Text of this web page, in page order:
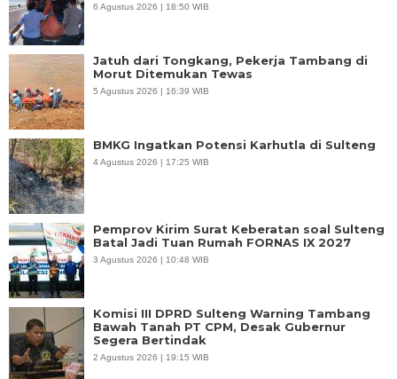
6 Agustus 2026 | 18:50 WIB
Jatuh dari Tongkang, Pekerja Tambang di
Morut Ditemukan Tewas
5 Agustus 2026 | 16:39 WIB
BMKG Ingatkan Potensi Karhutla di Sulteng
4 Agustus 2026 | 17:25 WIB
Pemprov Kirim Surat Keberatan soal Sulteng
Batal Jadi Tuan Rumah FORNAS IX 2027
3 Agustus 2026 | 10:48 WIB
Komisi III DPRD Sulteng Warning Tambang
Bawah Tanah PT CPM, Desak Gubernur
Segera Bertindak
2 Agustus 2026 | 19:15 WIB